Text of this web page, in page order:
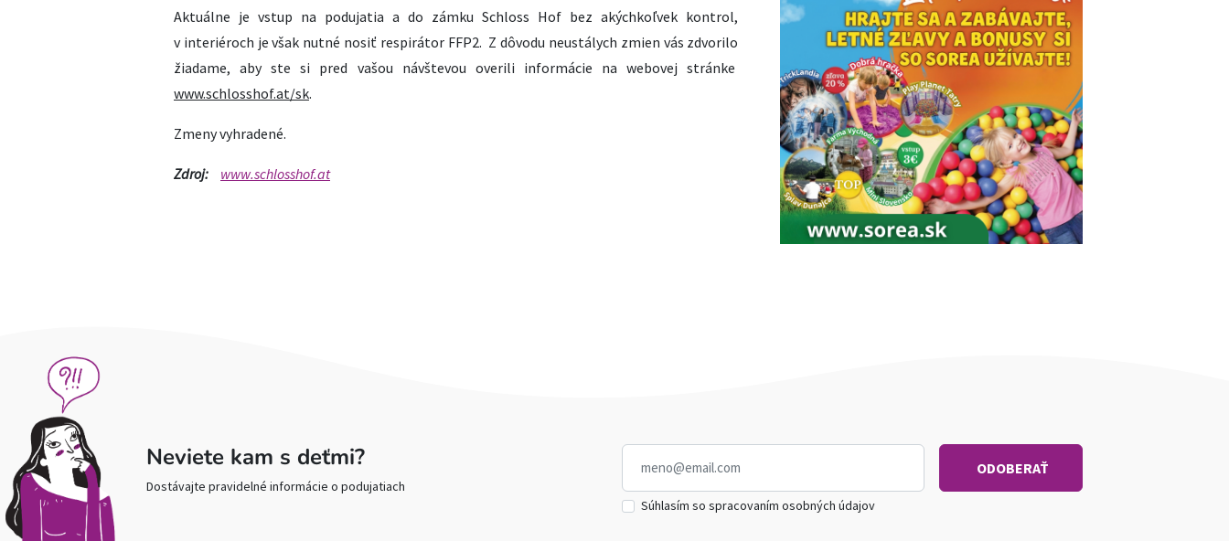
Aktuálne je vstup na podujatia a do zámku Schloss Hof bez akýchkoľvek kontrol,
v interiéroch je však nutné nosiť respirátor FFP2. Z dôvodu neustálych zmien vás zdvorilo
žiadame, aby ste si pred vašou návštevou overili informácie na webovej stránke
www.schlosshof.at/sk.
Zmeny vyhradené.
Zdroj: www.schlosshof.at
Neviete kam s deťmi?
Dostávajte pravidelné informácie o podujatiach
Súhlasím so spracovaním osobných údajov